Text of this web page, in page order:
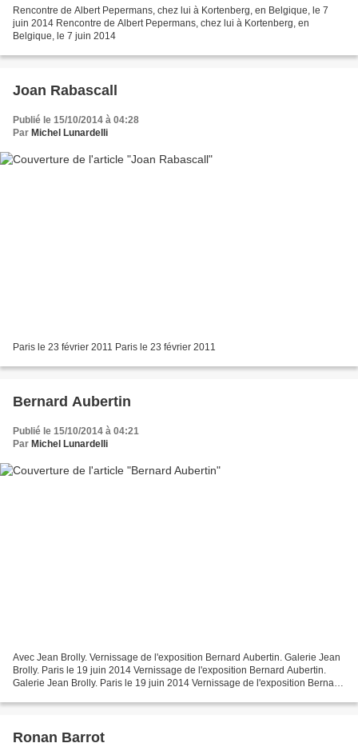
Rencontre de Albert Pepermans, chez lui à Kortenberg, en Belgique, le 7
juin 2014 Rencontre de Albert Pepermans, chez lui à Kortenberg, en
Belgique, le 7 juin 2014
Joan Rabascall
Publié le 15/10/2014 à 04:28
Par Michel Lunardelli
Paris le 23 février 2011 Paris le 23 février 2011
Bernard Aubertin
Publié le 15/10/2014 à 04:21
Par Michel Lunardelli
Avec Jean Brolly. Vernissage de l'exposition Bernard Aubertin. Galerie Jean
Brolly. Paris le 19 juin 2014 Vernissage de l'exposition Bernard Aubertin.
Galerie Jean Brolly. Paris le 19 juin 2014 Vernissage de l'exposition Bernard
Ronan Barrot